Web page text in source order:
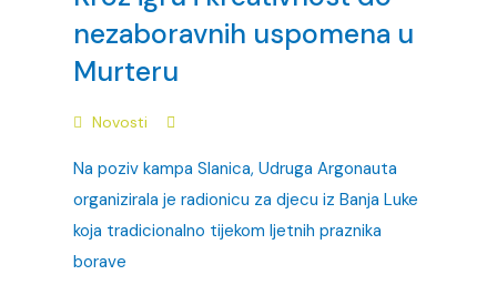
nezaboravnih uspomena u
Murteru
Novosti
Na poziv kampa Slanica, Udruga Argonauta
organizirala je radionicu za djecu iz Banja Luke
koja tradicionalno tijekom ljetnih praznika
borave